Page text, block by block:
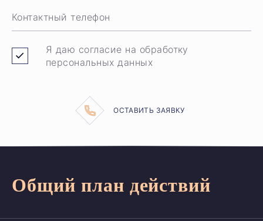
Контактный телефон
ОСТАВИТЬ ЗАЯВКУ
Я даю согласие на обработку
персональных данных
Общий план действий